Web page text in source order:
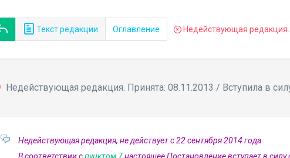
Текст редакции Оглавление Недействующая редакция.
Недействующая редакция. Принята: 08.11.2013 / Вступила в
Недействующая редакция, не действует с 22 сентября 2014 года